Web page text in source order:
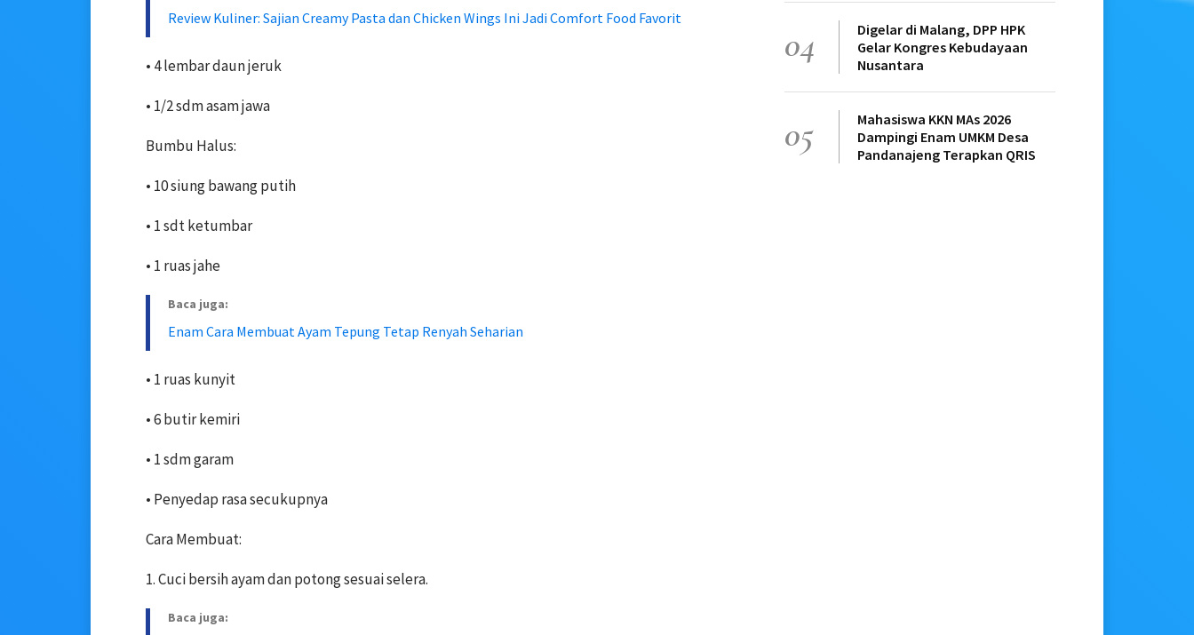
Review Kuliner: Sajian Creamy Pasta dan Chicken Wings Ini Jadi Comfort Food Favorit
• 4 lembar daun jeruk
• 1/2 sdm asam jawa
Bumbu Halus:
• 10 siung bawang putih
• 1 sdt ketumbar
• 1 ruas jahe
Baca juga:
Enam Cara Membuat Ayam Tepung Tetap Renyah Seharian
• 1 ruas kunyit
• 6 butir kemiri
• 1 sdm garam
• Penyedap rasa secukupnya
Cara Membuat:
1. Cuci bersih ayam dan potong sesuai selera.
Baca juga:
04
Digelar di Malang, DPP HPK
Gelar Kongres Kebudayaan
Nusantara
05
Mahasiswa KKN MAs 2026
Dampingi Enam UMKM Desa
Pandanajeng Terapkan QRIS